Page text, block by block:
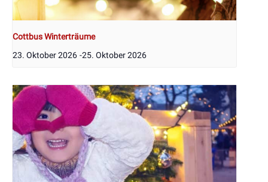
Cottbus Winterträume
23. Oktober 2026 -25. Oktober 2026